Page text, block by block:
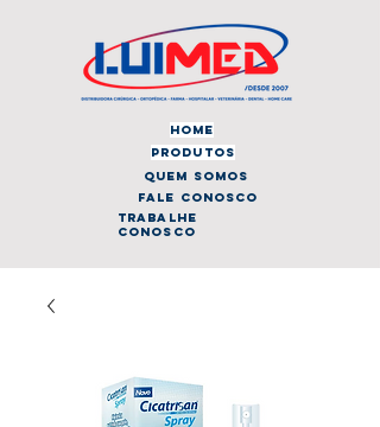
home
produtos
quem somos
fale conosco
trabalhe
conosco